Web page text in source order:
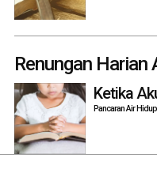
Renungan Harian
Ketika
Pancaran Air